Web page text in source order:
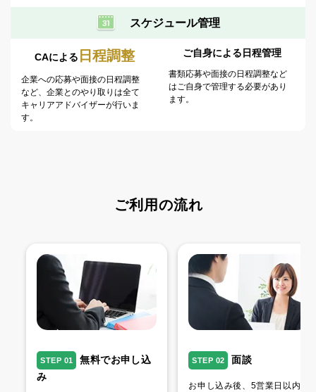
CAによる 日程調整
企業への応募や面接の日程調整
など、企業とのやり取りは全て
キャリアアドバイザーが行いま
す。
スケジュール管理
ご自身による日程管理
書類応募や面接の日程調整など
はご自身で管理する必要があり
ます。
ご利用の流れ
STEP 01
無料でお申し込
み
STEP 02 面談
お申し込み後、5営業日以内